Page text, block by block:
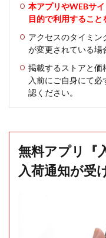
本アプリやWEBサ
目的で利用すること
アクセスのタイミ
が変更されている場
掲載するストアと価
入前にご自身にて
認ください。
無料アプリ『
入荷通知が受